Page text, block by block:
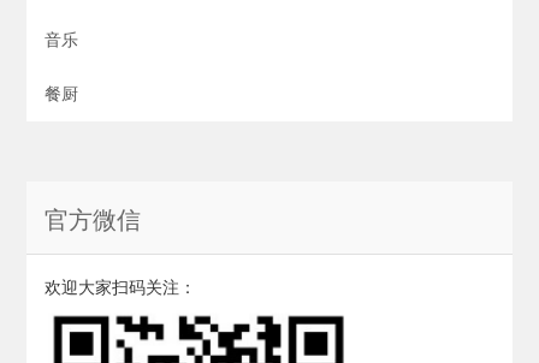
音乐
餐厨
官方微信
欢迎大家扫码关注：